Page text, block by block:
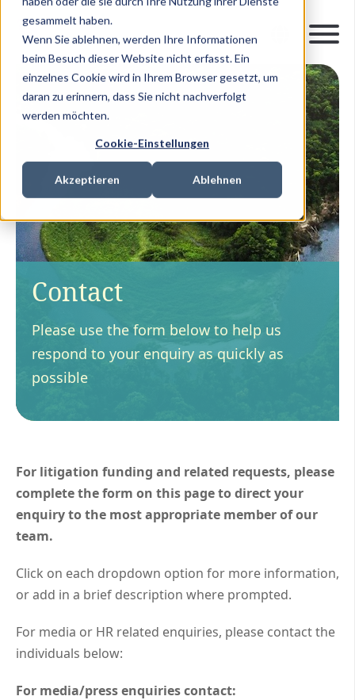
gesammelt haben.
Wenn Sie ablehnen, werden Ihre Informationen
beim Besuch dieser Website nicht erfasst. Ein
einzelnes Cookie wird in Ihrem Browser gesetzt, um
daran zu erinnern, dass Sie nicht nachverfolgt
werden möchten.
Cookie-Einstellungen
Akzeptieren Ablehnen
Contact
Please use the form below to help us
respond to your enquiry as quickly as
possible
For litigation funding and related requests, please
complete the form on this page to direct your
enquiry to the most appropriate member of our
team.
Click on each dropdown option for more information,
or add in a brief description where prompted.
For media or HR related enquiries, please contact the
individuals below:
For media/press enquiries contact: